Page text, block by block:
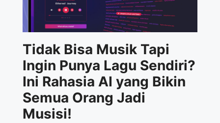
Tidak Bisa Musik Tapi
Ingin Punya Lagu Sendiri?
Ini Rahasia AI yang Bikin
Semua Orang Jadi
Musisi!